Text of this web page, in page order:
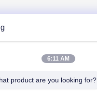
6:11 AM
product are you looking for?